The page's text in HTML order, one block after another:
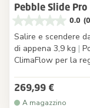
Pebble Slide Pro
0.0
Salire e scendere
di appena 3,9 kg |
ClimaFlow per la
269,99 €
A magazzino